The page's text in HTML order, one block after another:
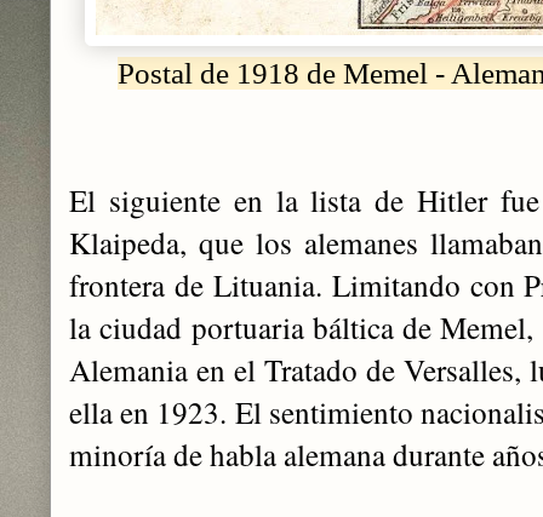
Postal de 1918 de Memel -
El siguiente en la lista de Hitler
Klaipeda, que los alemanes
frontera de Lituania. Limitando con
la ciudad portuaria báltica de
Alemania en el Tratado de Versalles,
ella en 1923. El sentimiento
minoría de habla alemana durante